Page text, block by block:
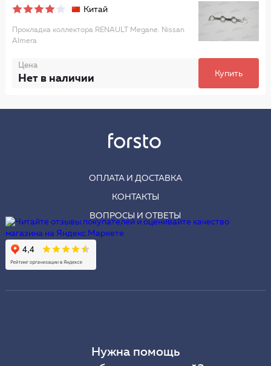
Китай
Прокладка коллектора RENAULT Megane. Nissan
Almera
Цена
Нет в наличии Купить
ОПЛАТА И ДОСТАВКА
КОНТАКТЫ
ВОПРОСЫ И ОТВЕТЫ
Нужна помощь